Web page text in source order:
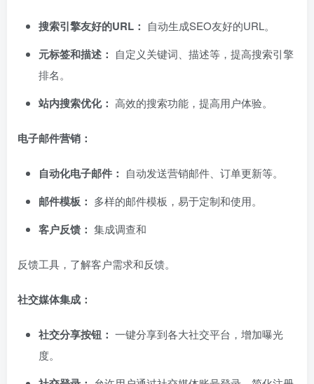
搜索引擎友好的URL： 自动生成SEO友好的URL。
元标签和描述： 自定义关键词、描述等，提高搜索引擎
排名。
站内搜索优化： 高效的搜索功能，提高用户体验。
电子邮件营销：
自动化电子邮件： 自动发送营销邮件、订单更新等。
邮件模板： 多样的邮件模板，易于定制和使用。
客户反馈： 集成调查和
反馈工具，了解客户需求和反馈。
社交媒体集成：
社交分享按钮： 一键分享到各大社交平台，增加曝光
度。